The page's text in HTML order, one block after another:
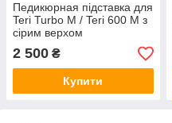
Педикюрная підставка для
Teri Turbo M / Teri 600 M з
сірим верхом
2 500 ₴
Купити